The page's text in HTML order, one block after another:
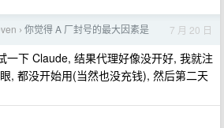
› 你觉得 A 厂封号的最大因素是 7 月 20 日
一下 Claude, 结果代理好像没开好, 我就注
, 都没开始用(当然也没充钱), 然后第二天